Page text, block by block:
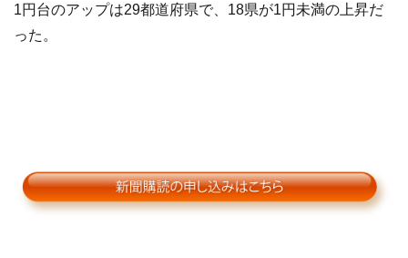
1円台のアップは29都道府県で、18県が1円未満の上昇だ
った。